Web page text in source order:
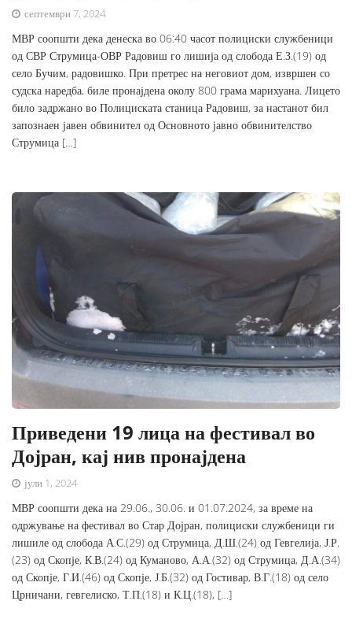
септември 7, 2024
МВР соопшти дека денеска во 06:40 часот полициски службеници
од СВР Струмица-ОВР Радовиш го лишија од слобода Е.З.(19) од
село Бучим, радовишко. При претрес на неговиот дом, извршен со
судска наредба, биле пронајдена околу 800 грама марихуана. Лицето
било задржано во Полициската станица Радовиш, за настанот бил
запознаен јавен обвинител од Основното јавно обвинителство
Струмица […]
Приведени 19 лица на фестивал во
Дојран, кај нив пронајдена
јули 1, 2024
МВР соопшти дека на 29.06., 30.06. и 01.07.2024, за време на
одржување на фестивал во Стар Дојран, полициски службеници ги
лишиле од слобода А.С.(29) од Струмица, Д.Ш.(24) од Гевгелија, Ј.Р.
(23) од Скопје, К.В.(24) од Куманово, А.А.(32) од Струмица, Д.А.(34)
од Скопје, Г.И.(46) од Скопје, Ј.Б.(32) од Гостивар, В.Г.(18) од село
Црничани, гевгелиско, Т.П.(18) и К.Ц.(18), […]